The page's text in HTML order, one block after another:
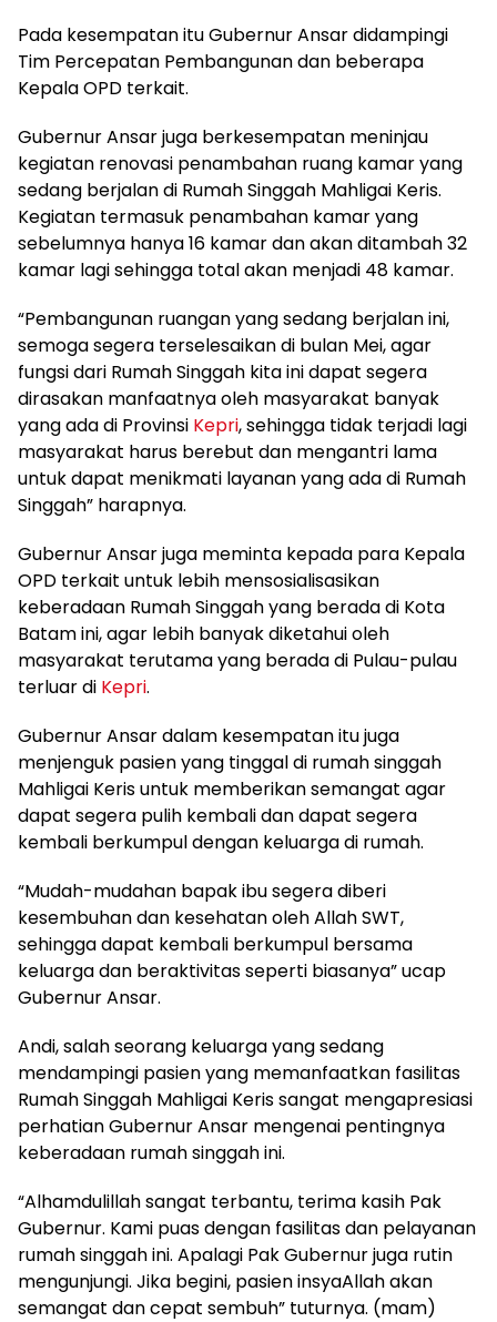
Pada kesempatan itu Gubernur Ansar didampingi
Tim Percepatan Pembangunan dan beberapa
Kepala OPD terkait.
Gubernur Ansar juga berkesempatan meninjau
kegiatan renovasi penambahan ruang kamar yang
sedang berjalan di Rumah Singgah Mahligai Keris.
Kegiatan termasuk penambahan kamar yang
sebelumnya hanya 16 kamar dan akan ditambah 32
kamar lagi sehingga total akan menjadi 48 kamar.
“Pembangunan ruangan yang sedang berjalan ini,
semoga segera terselesaikan di bulan Mei, agar
fungsi dari Rumah Singgah kita ini dapat segera
dirasakan manfaatnya oleh masyarakat banyak
yang ada di Provinsi Kepri, sehingga tidak terjadi lagi
masyarakat harus berebut dan mengantri lama
untuk dapat menikmati layanan yang ada di Rumah
Singgah” harapnya.
Gubernur Ansar juga meminta kepada para Kepala
OPD terkait untuk lebih mensosialisasikan
keberadaan Rumah Singgah yang berada di Kota
Batam ini, agar lebih banyak diketahui oleh
masyarakat terutama yang berada di Pulau-pulau
terluar di Kepri.
Gubernur Ansar dalam kesempatan itu juga
menjenguk pasien yang tinggal di rumah singgah
Mahligai Keris untuk memberikan semangat agar
dapat segera pulih kembali dan dapat segera
kembali berkumpul dengan keluarga di rumah.
“Mudah-mudahan bapak ibu segera diberi
kesembuhan dan kesehatan oleh Allah SWT,
sehingga dapat kembali berkumpul bersama
keluarga dan beraktivitas seperti biasanya” ucap
Gubernur Ansar.
Andi, salah seorang keluarga yang sedang
mendampingi pasien yang memanfaatkan fasilitas
Rumah Singgah Mahligai Keris sangat mengapresiasi
perhatian Gubernur Ansar mengenai pentingnya
keberadaan rumah singgah ini.
“Alhamdulillah sangat terbantu, terima kasih Pak
Gubernur. Kami puas dengan fasilitas dan pelayanan
rumah singgah ini. Apalagi Pak Gubernur juga rutin
mengunjungi. Jika begini, pasien insyaAllah akan
semangat dan cepat sembuh” tuturnya. (mam)